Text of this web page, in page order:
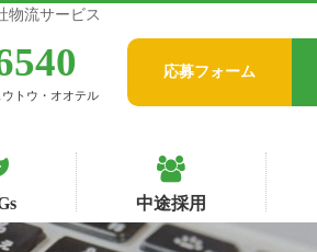
物流サービス
中途採用
応募フォーム
トウ・オオテル